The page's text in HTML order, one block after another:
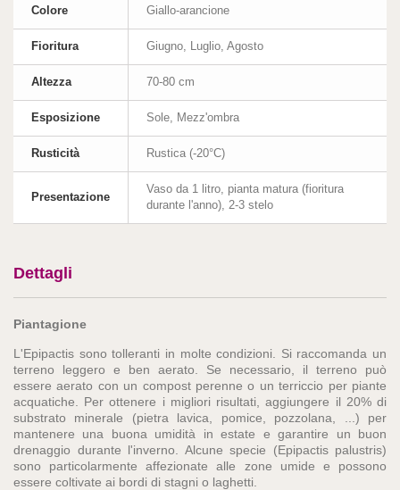
Colore Giallo-arancione
Fioritura Giugno, Luglio, Agosto
Altezza 70-80 cm
Esposizione Sole, Mezz'ombra
Rusticità Rustica (-20°C)
Presentazione
Vaso da 1 litro, pianta matura (fioritura
durante l'anno), 2-3 stelo
Dettagli
Piantagione
L'Epipactis sono tolleranti in molte condizioni. Si raccomanda un
terreno leggero e ben aerato. Se necessario, il terreno può
essere aerato con un compost perenne o un terriccio per piante
acquatiche. Per ottenere i migliori risultati, aggiungere il 20% di
substrato minerale (pietra lavica, pomice, pozzolana, ...) per
mantenere una buona umidità in estate e garantire un buon
drenaggio durante l'inverno. Alcune specie (Epipactis palustris)
sono particolarmente affezionate alle zone umide e possono
essere coltivate ai bordi di stagni o laghetti.